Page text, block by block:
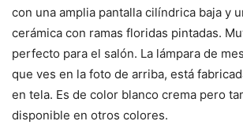
con una amplia pantalla cilíndrica baja y
cerámica con ramas floridas pintadas.
perfecto para el salón. La lámpara de
que ves en la foto de arriba, está
en tela. Es de color blanco crema pero
disponible en otros colores.